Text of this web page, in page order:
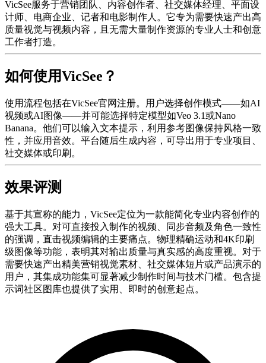
VicSee服务于营销团队、内容创作者、社交媒体经理、平面设
计师、电商企业、记者和电影制作人。它专为需要快速产出高
质量视觉与视频内容，且无需大量制作资源的专业人士和创意
工作者打造。
如何使用VicSee？
使用流程包括在VicSee官网注册。用户选择创作模式——如AI
视频或AI图像——并可能选择特定模型如Veo 3.1或Nano
Banana。他们可以输入文本提示，利用参考图像保持风格一致
性，并应用音效。平台随后生成内容，可导出用于专业项目、
社交媒体或印刷。
效果评测
基于其宣称的能力，VicSee定位为一款能简化专业内容创作的
强大工具。对可直接投入制作的视频、同步音频及角色一致性
的强调，直击视频编辑的主要痛点。物理精确运动和4K印刷
级图像等功能，表明其对输出质量与真实感的高度重视。对于
需要快速产出精美营销视觉素材、社交媒体短片或产品演示的
用户，其集成功能集可显著减少制作时间与技术门槛。包含提
示词社区图库也提供了实用、即时的创意起点。